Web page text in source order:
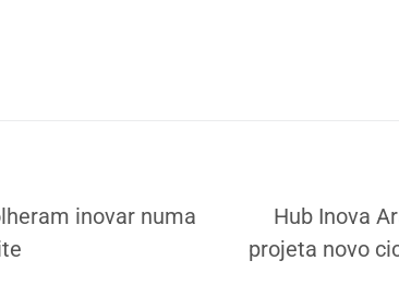
inovar numa
Hub Inova
projeta novo